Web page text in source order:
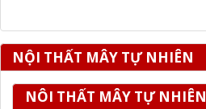
NỘI THẤT MÂY TỰ NHIÊN
NÔI THẤT MÂY TỰ NHIÊN